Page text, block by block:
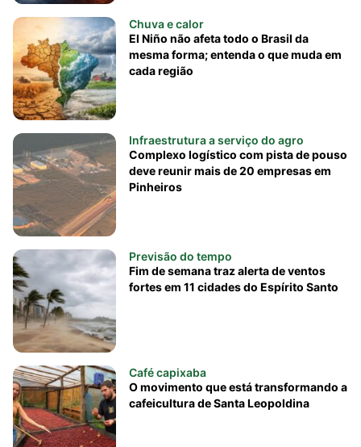
Chuva e calor
El Niño não afeta todo o Brasil da
mesma forma; entenda o que muda em
cada região
Infraestrutura a serviço do agro
Complexo logístico com pista de pouso
deve reunir mais de 20 empresas em
Pinheiros
Previsão do tempo
Fim de semana traz alerta de ventos
fortes em 11 cidades do Espírito Santo
Café capixaba
O movimento que está transformando a
cafeicultura de Santa Leopoldina